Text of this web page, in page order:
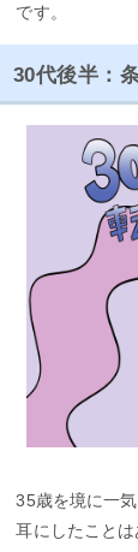
です。
30代後半：
35歳を境に一
耳にしたことは